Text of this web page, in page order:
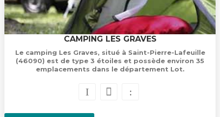
CAMPING LES GRAVES
Le camping Les Graves, situé à Saint-Pierre-Lafeuille
(46090) est de type 3 étoiles et possède environ 35
emplacements dans le département Lot.